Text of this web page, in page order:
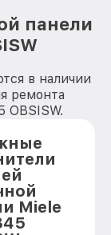
панели
в наличии
ремонта
OBSISW.
Miele